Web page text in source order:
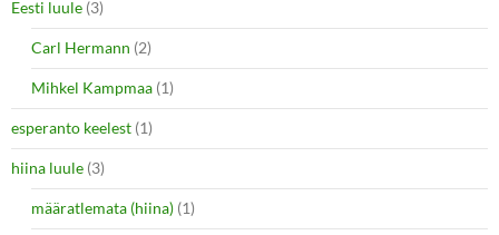
Eesti luule (3)
Carl Hermann (2)
Mihkel Kampmaa (1)
esperanto keelest (1)
hiina luule (3)
määratlemata (hiina) (1)